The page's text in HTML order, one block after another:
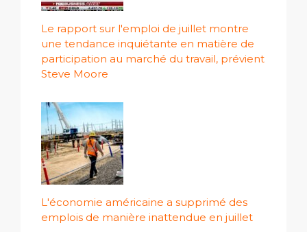
Le rapport sur l'emploi de juillet montre
une tendance inquiétante en matière de
participation au marché du travail, prévient
Steve Moore
L'économie américaine a supprimé des
emplois de manière inattendue en juillet